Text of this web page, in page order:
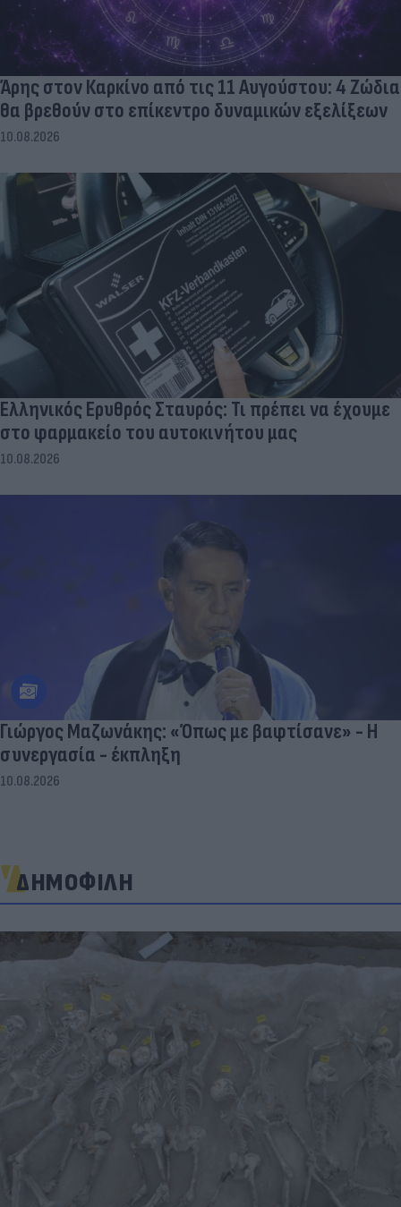
Άρης στον Καρκίνο από τις 11 Αυγούστου: 4 Ζώδια
θα βρεθούν στο επίκεντρο δυναμικών εξελίξεων
10.08.2026
Ελληνικός Ερυθρός Σταυρός: Τι πρέπει να έχουμε
στο φαρμακείο του αυτοκινήτου μας
10.08.2026
Γιώργος Μαζωνάκης: «Όπως με βαφτίσανε» - Η
συνεργασία - έκπληξη
10.08.2026
ΔΗΜΟΦΙΛΗ